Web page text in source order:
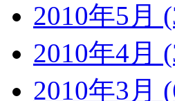
2010年5月
2010年4月
2010年3月